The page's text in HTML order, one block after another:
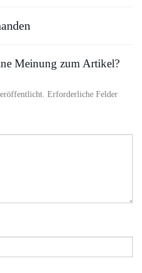
Meinung zum Artikel?
Erforderliche Felder